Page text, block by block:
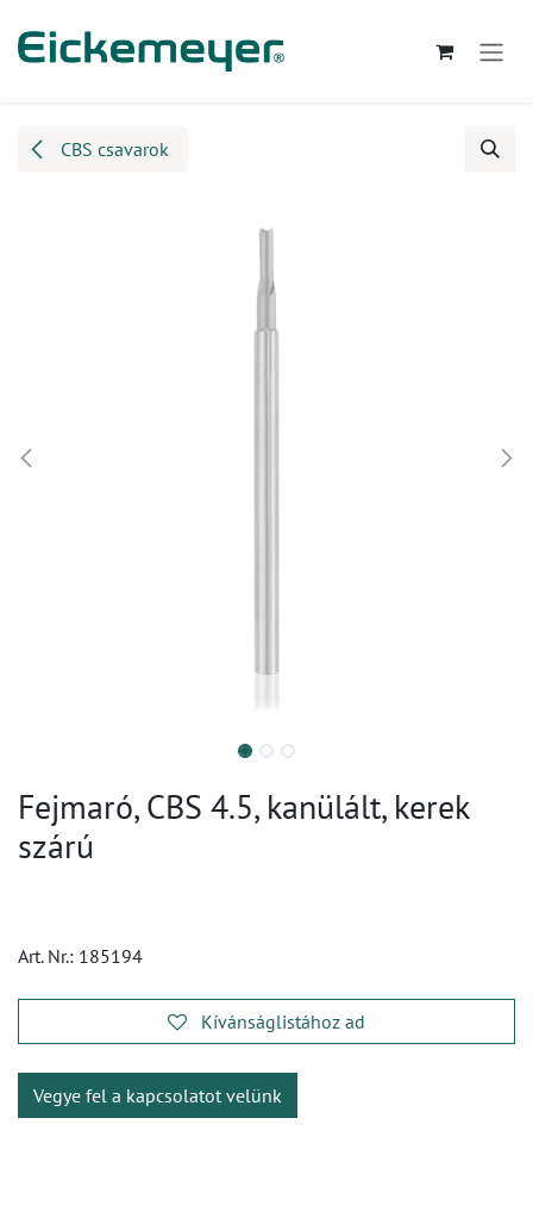
CBS csavarok
Fejmaró, CBS 4.5, kanülált, kerek
szárú
Art. Nr.: 185194
Kívánságlistához ad
Vegye fel a kapcsolatot velünk